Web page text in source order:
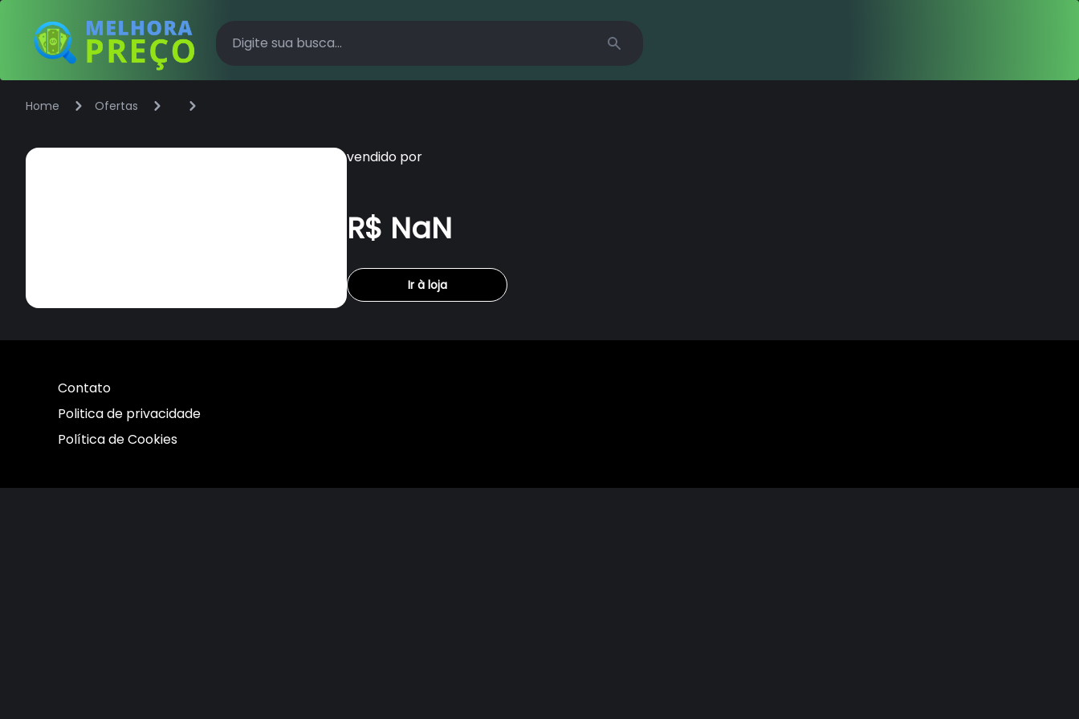
Home Ofertas
vendido por
R$ NaN
Ir à loja
Contato
Politica de privacidade
Política de Cookies